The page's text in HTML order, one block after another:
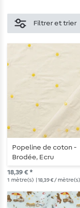
Filtrer et trier
Popeline de coton -
Brodée, Ecru
18,39 € *
1 mètre(s) | 18,39 € / mètre(s)